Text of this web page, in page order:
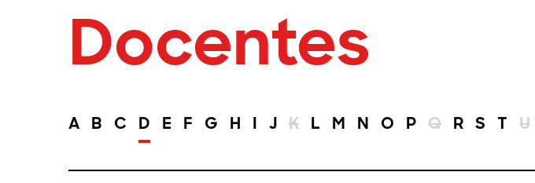
Docentes
A B C D E F G H I J K L M N O P Q R S T U